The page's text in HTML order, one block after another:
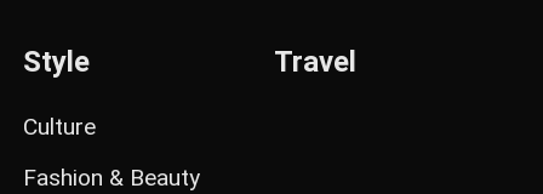
Style
Culture
Fashion & Beauty
Travel